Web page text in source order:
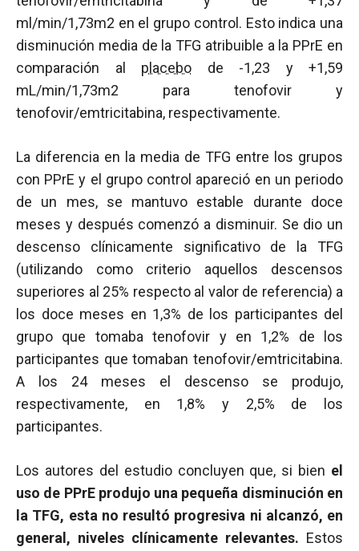
ml/min/1,73m2 en el grupo control. Esto indica una
disminución media de la TFG atribuible a la PPrE en
comparación al placebo de -1,23 y +1,59
mL/min/1,73m2 para tenofovir y
tenofovir/emtricitabina, respectivamente.
La diferencia en la media de TFG entre los grupos
con PPrE y el grupo control apareció en un periodo
de un mes, se mantuvo estable durante doce
meses y después comenzó a disminuir. Se dio un
descenso clínicamente significativo de la TFG
(utilizando como criterio aquellos descensos
superiores al 25% respecto al valor de referencia) a
los doce meses en 1,3% de los participantes del
grupo que tomaba tenofovir y en 1,2% de los
participantes que tomaban tenofovir/emtricitabina.
A los 24 meses el descenso se produjo,
respectivamente, en 1,8% y 2,5% de los
participantes.
Los autores del estudio concluyen que, si bien el
uso de PPrE produjo una pequeña disminución en
la TFG, esta no resultó progresiva ni alcanzó, en
general, niveles clínicamente relevantes. Estos